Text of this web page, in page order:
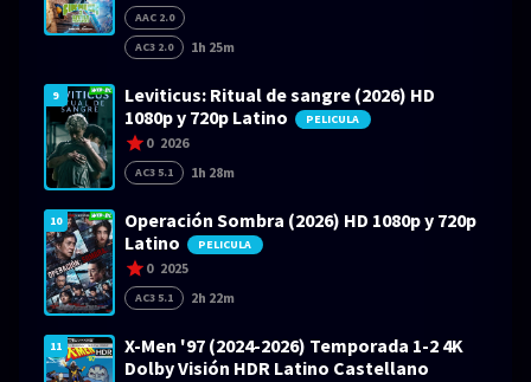
AAC 2.0
AC3 2.0
1h 25m
9
Leviticus: Ritual de sangre (2026) HD
1080p y 720p Latino
PELICULA
0 2026
AC3 5.1 1h 28m
10
Operación Sombra (2026) HD 1080p y 720p
Latino
PELICULA
0 2025
AC3 5.1 2h 22m
11
X-Men '97 (2024-2026) Temporada 1-2 4K
Dolby Visión HDR Latino Castellano